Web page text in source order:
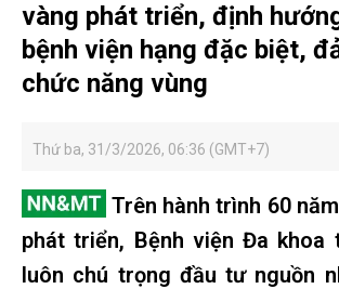
vàng phát triển, định
bệnh viện hạng đặc biệt,
chức năng vùng
Thứ ba, 31/3/2026, 06:36 (GMT+7)
Trên hành trình 60
phát triển, Bệnh viện Đa khoa
luôn chú trọng đầu tư nguồn